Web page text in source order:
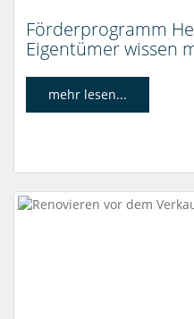
Förderprogramm
Eigentümer wissen
mehr lesen...